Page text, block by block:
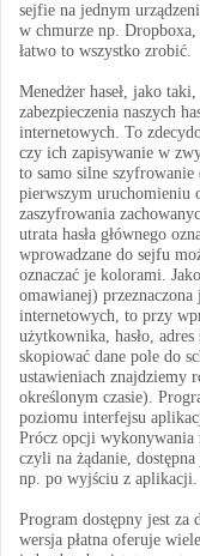
sejfie na jednym
w chmurze np.
łatwo to wszystko zrobić.
Menedżer haseł, jako
zabezpieczenia naszych
internetowych. To
czy ich zapisywanie w
to samo silne
pierwszym uruchomieniu
zaszyfrowania
utrata hasła głównego
wprowadzane do sejfu
oznaczać je kolorami.
omawianej)
internetowych, to przy
użytkownika, hasło,
skopiować dane pole do
ustawieniach znajdziemy
określonym czasie).
poziomu interfejsu
Prócz opcji wykonywania
czyli na żądanie,
np. po wyjściu z aplikacji.
Program dostępny jest za
wersja płatna oferuje